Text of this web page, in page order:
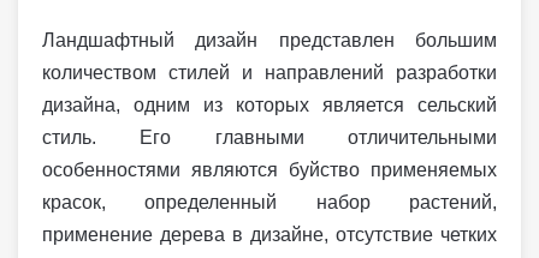
Ландшафтный дизайн представлен большим
количеством стилей и направлений разработки
дизайна, одним из которых является сельский
стиль. Его главными отличительными
особенностями являются буйство применяемых
красок, определенный набор растений,
применение дерева в дизайне, отсутствие четких